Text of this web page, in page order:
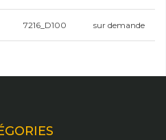
7216_D100 sur demande